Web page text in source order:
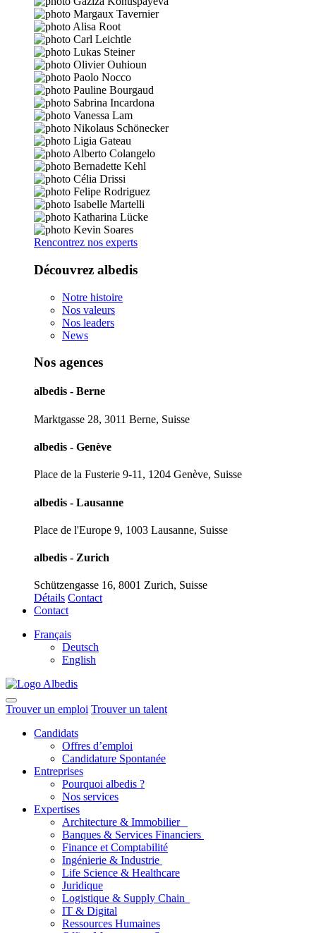
Rencontrez nos experts
Découvrez albedis
Notre histoire
Nos valeurs
Nos leaders
News
Nos agences
albedis - Berne
Marktgasse 28, 3011 Berne, Suisse
albedis - Genève
Place de la Fusterie 9-11, 1204 Genève, Suisse
albedis - Lausanne
Place de l'Europe 9, 1003 Lausanne, Suisse
albedis - Zurich
Schützengasse 16, 8001 Zurich, Suisse
Détails Contact
Contact
Français
Deutsch
English
Trouver un emploi Trouver un talent
Candidats
Offres d’emploi
Candidature Spontanée
Entreprises
Pourquoi albedis ?
Nos services
Expertises
Architecture & Immobilier
Banques & Services Financiers
Finance et Comptabilité
Ingénierie & Industrie
Life Science & Healthcare
Juridique
Logistique & Supply Chain
IT & Digital
Ressources Humaines